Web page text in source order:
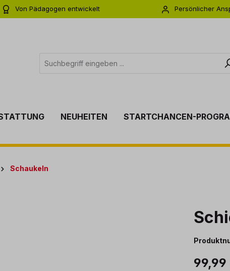
Von Pädagogen entwickelt
Persönlicher
NEUHEITEN STARTCHANCEN-
Schaukeln